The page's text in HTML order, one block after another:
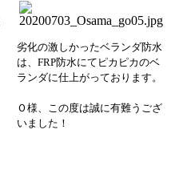
劣化の激しかったベランダ防水
は、FRP防水にてピカピカのベ
ランダに仕上がっております。
Ｏ様、この度は誠に有難うござ
いました！